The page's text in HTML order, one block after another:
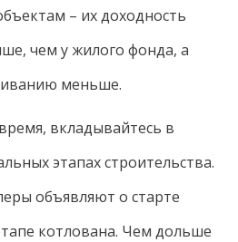
– их доходность
чем у жилого фонда, а
меньше.
вкладывайтесь в
этапах строительства.
объявляют о старте
котлована. Чем дольше